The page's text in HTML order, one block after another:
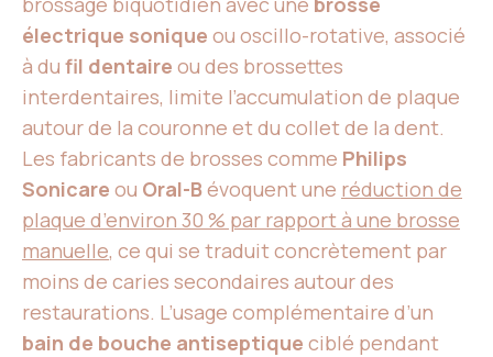
électrique sonique ou oscillo-rotative, associé
à du fil dentaire ou des brossettes
interdentaires, limite l’accumulation de plaque
autour de la couronne et du collet de la dent.
Les fabricants de brosses comme Philips
Sonicare ou Oral-Bévoquent une réduction de
plaque d’environ 30 % par rapport à une brosse
manuelle, ce qui se traduit concrètement par
moins de caries secondaires autour des
restaurations. L’usage complémentaire d’un
bain de bouche antiseptique ciblé pendant